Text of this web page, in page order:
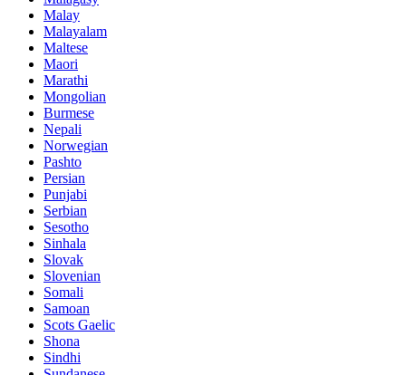
Malay
Malayalam
Maltese
Maori
Marathi
Mongolian
Burmese
Nepali
Norwegian
Pashto
Persian
Punjabi
Serbian
Sesotho
Sinhala
Slovak
Slovenian
Somali
Samoan
Scots Gaelic
Shona
Sindhi